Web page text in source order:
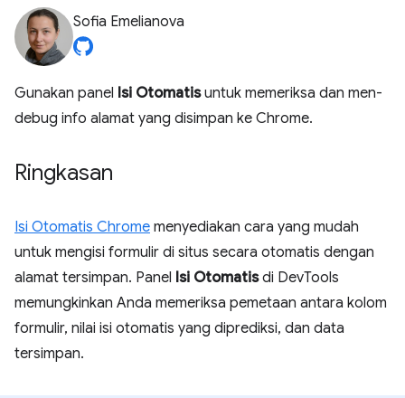
Sofia Emelianova
Gunakan panel Isi Otomatisuntuk memeriksa dan men-
debug info alamat yang disimpan ke Chrome.
Ringkasan
Isi Otomatis Chrome menyediakan cara yang mudah
untuk mengisi formulir di situs secara otomatis dengan
alamat tersimpan. Panel Isi Otomatisdi DevTools
memungkinkan Anda memeriksa pemetaan antara kolom
formulir, nilai isi otomatis yang diprediksi, dan data
tersimpan.